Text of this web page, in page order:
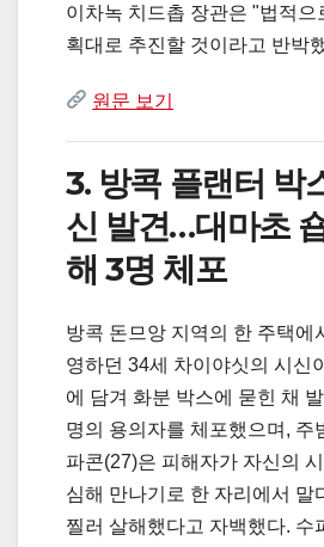
이차녹 치드촙 장관은 "법적으
획대로 추진할 것이라고 반박
원문 보기
3. 방콕 플랜터 박
신 발견…대마초
해 3명 체포
방콕 돈므앙 지역의 한 주택에
영하던 34세 차이야싯의 시신
에 담겨 화분 박스에 묻힌 채
명의 용의자를 체포했으며, 주
파콘(27)은 피해자가 자신의
심해 만나기로 한 자리에서 말
찔러 살해했다고 자백했다. 수